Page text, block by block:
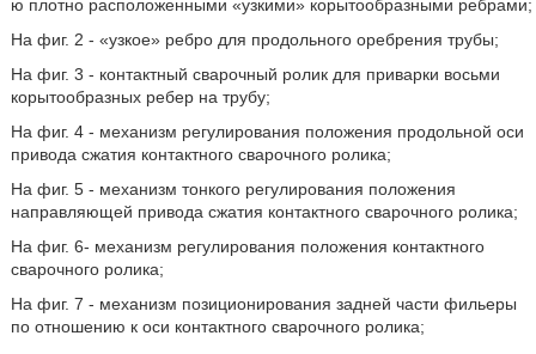
ю плотно расположенными «узкими» корытообразными ребрами;
На фиг. 2 - «узкое» ребро для продольного оребрения трубы;
На фиг. 3 - контактный сварочный ролик для приварки восьми
корытообразных ребер на трубу;
На фиг. 4 - механизм регулирования положения продольной оси
привода сжатия контактного сварочного ролика;
На фиг. 5 - механизм тонкого регулирования положения
направляющей привода сжатия контактного сварочного ролика;
На фиг. 6- механизм регулирования положения контактного
сварочного ролика;
На фиг. 7 - механизм позиционирования задней части фильеры
по отношению к оси контактного сварочного ролика;